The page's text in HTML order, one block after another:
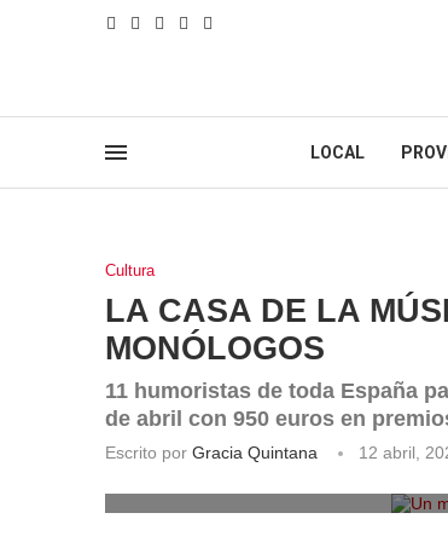
LOCAL
Cultura
LA CASA DE LA
MONÓLOGOS
11 humoristas de toda España
de abril con 950 euros en
Escrito por Gracia Quintana
12 abril,